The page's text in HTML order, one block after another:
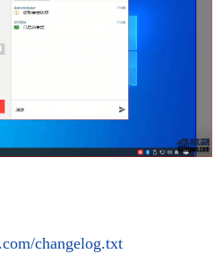
changelog.txt